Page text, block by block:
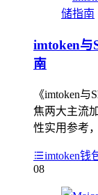
imtoken与
南
《imtoken
焦两大主流
性实用参考
imtoken钱
08